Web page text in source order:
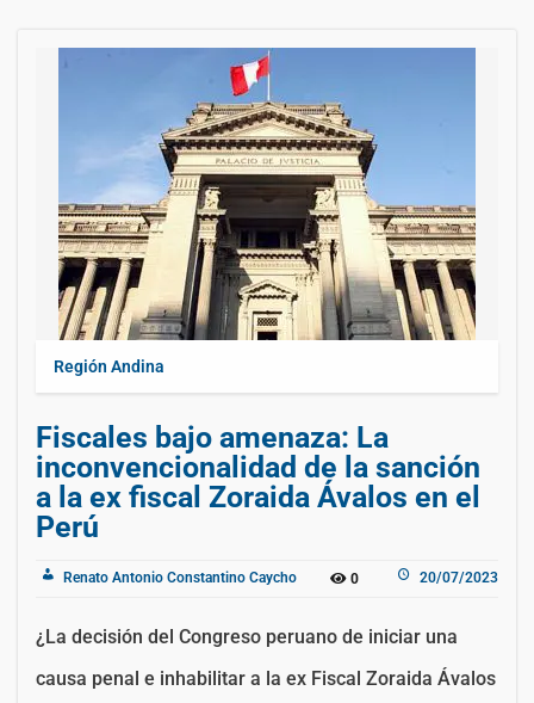
Región Andina
Fiscales bajo amenaza: La
inconvencionalidad de la sanción
a la ex fiscal Zoraida Ávalos en el
Perú
Renato Antonio Constantino Caycho 0 20/07/2023
¿La decisión del Congreso peruano de iniciar una
causa penal e inhabilitar a la ex Fiscal Zoraida Ávalos